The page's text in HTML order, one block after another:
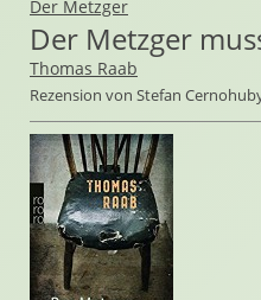
Der Metzger
Der Metzger
Thomas Raab
Rezension von Stefan